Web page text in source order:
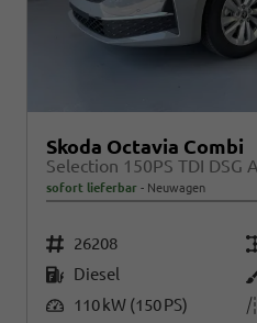
Skoda Octavia Combi
sofort lieferbar Neuwagen
Fahrzeugnr. 26208
Kraftstoff Diesel
Leistung 110 kW (150 PS)